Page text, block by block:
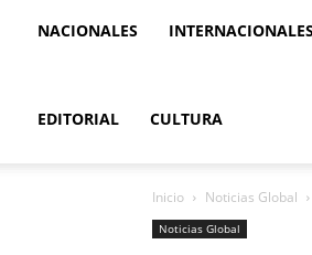
83
NACIONALES INTERNACIONALES
EDITORIAL CULTURA
Inicio Noticias Global
Noticias Global